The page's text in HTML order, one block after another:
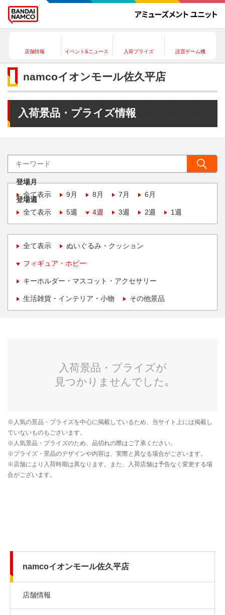
店舗情報 イベント&ニュース 入荷プライズ 設置ゲーム機
namcoイオンモール佐久平店
入荷景品・プライズ情報
登場月
全て表示
9月 8月 7月 6月
登場週
全て表示
5週 4週 3週 2週 1週
全て表示 ぬいぐるみ・クッション
フィギュア・ホビー
キーホルダー・マスコット・アクセサリー
生活雑貨・インテリア・小物 その他景品
namcoイオンモール佐久平店
店舗情報